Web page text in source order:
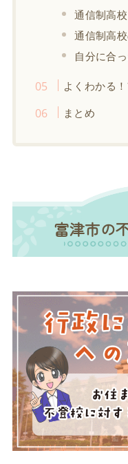
通信制高
通信制高
自分に合
よくわかる
まとめ
富津市の